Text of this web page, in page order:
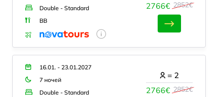
Double - Standard
BB
2766€ 2852€
16.01. - 23.01.2027
7 ночей
Double - Standard
2766€ 2852€
= 2